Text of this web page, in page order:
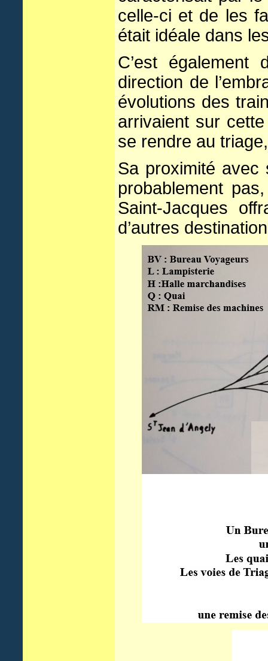
celle-ci et de les
était idéale dans
C’est
direction de
évolutions des
arrivaient sur
se rendre au
Sa proximité avec
probablement
Saint-Jacques
d’autres